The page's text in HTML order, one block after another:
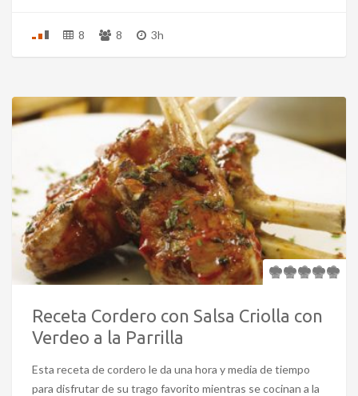
8 8 3h
Receta Cordero con Salsa Criolla con
Verdeo a la Parrilla
Esta receta de cordero le da una hora y media de tiempo
para disfrutar de su trago favorito mientras se cocinan a la